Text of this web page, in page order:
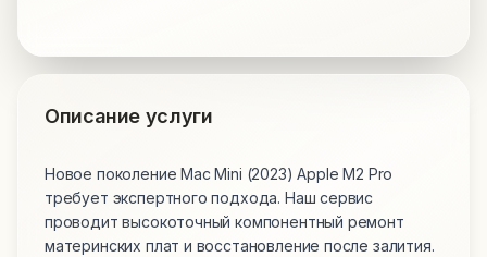
Описание услуги
Новое поколение Mac Mini (2023) Apple M2 Pro
требует экспертного подхода. Наш сервис
проводит высокоточный компонентный ремонт
материнских плат и восстановление после залития.